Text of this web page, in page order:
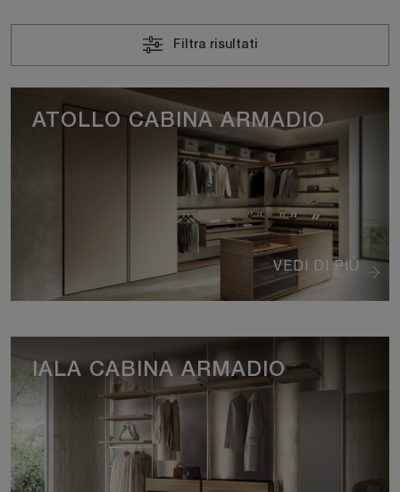
Filtra risultati
VEDI DI PIÙ
ATOLLO CABINA ARMADIO
IALA CABINA ARMADIO